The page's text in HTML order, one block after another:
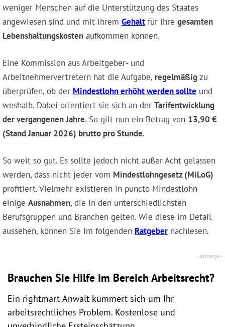
weniger Menschen auf die Unterstützung des Staates
angewiesen sind und mit ihrem Gehalt für ihre gesamten
Lebenshaltungskosten aufkommen können.
Eine Kommission aus Arbeitgeber- und
Arbeitnehmervertretern hat die Aufgabe, regelmäßigzu
überprüfen, ob der Mindestlohn erhöht werden sollte und
weshalb. Dabei orientiert sie sich an der Tarifentwicklung
der vergangenen Jahre. So gilt nun ein Betrag von 13,90 €
(Stand Januar 2026) brutto pro Stunde.
So weit so gut. Es sollte jedoch nicht außer Acht gelassen
werden, dass nicht jeder vom Mindestlohngesetz (MiLoG)
profitiert. Vielmehr existieren in puncto Mindestlohn
einige Ausnahmen, die in den unterschiedlichsten
Berufsgruppen und Branchen gelten. Wie diese im Detail
aussehen, können Sie im folgenden Ratgeber nachlesen.
Brauchen Sie Hilfe im Bereich Arbeitsrecht?
Ein rightmart-Anwalt kümmert sich um Ihr
arbeitsrechtliches Problem. Kostenlose und